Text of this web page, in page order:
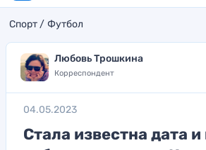
Спорт Футбол
Любовь Трошкина
Корреспондент
04.05.2023
Стала известна дата